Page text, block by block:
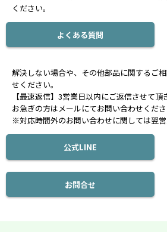
ください。
よくある質問
解決しない場合や、その他部品に関するご
せください。
【最速返信】3営業日以内にご返信させて頂
お急ぎの方はメールにてお問い合わせくださ
※対応時間外のお問い合わせに関しては翌営
公式LINE
お問合せ